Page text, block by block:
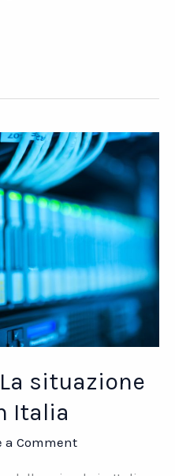
situazione
Italia
a Comment